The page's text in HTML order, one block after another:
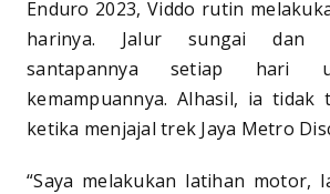
Enduro 2023, Viddo rutin
harinya. Jalur sungai dan
santapannya setiap hari
kemampuannya. Alhasil, ia tidak
ketika menjajal trek Jaya Metro
“Saya melakukan latihan motor,